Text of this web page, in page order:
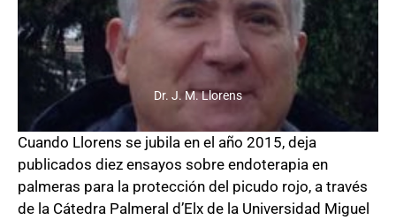
Dr. J. M. Llorens
Cuando Llorens se jubila en el año 2015, deja
publicados diez ensayos sobre endoterapia en
palmeras para la protección del picudo rojo, a través
de la Cátedra Palmeral d’Elx de la Universidad Miguel